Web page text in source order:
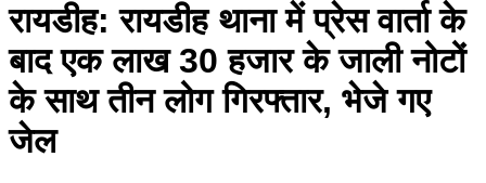
रायडीह: रायडीह थाना में प्रेस वार्ता के
बाद एक लाख 30 हजार के जाली नोटों
के साथ तीन लोग गिरफ्तार, भेजे गए
जेल